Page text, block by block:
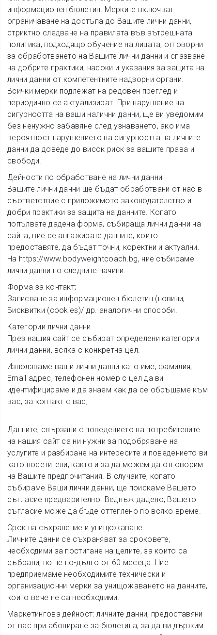
информационен бюлетин. Мерките включват
ограничаване на достъпа до Вашите лични данни,
стриктно следване на правилата във вътрешната
политика, подходящо обучение на лицата, отговорни
за обработването на Вашите лични данни и спазване
на добрите практики, насоки и указания за защита на
лични данни от компетентните надзорни органи.
Всички мерки подлежат на редовен преглед и
периодично се актуализират. При нарушение на
сигурността на ваши налични данни, ще ви уведомим
без ненужно забавяне след узнаването, ако има
вероятност нарушението на сигурността на личните
данни да доведе до висок риск за вашите права и
свободи.
Дейности по обработване на лични данни
Вашите лични данни ще бъдат обработвани от нас в
съответствие с приложимото законодателство и
добри практики за защита на данните. Когато
попълвате дадена форма, събираща лични данни на
сайта, вие се ангажирате данните, които
предоставяте, да бъдат точни, коректни и актуални.
На https://www.bodyweightcoach.bg, ние събираме
лични данни по следните начини:
Форма за контакт;
Записване за информационен бюлетин (новини;
Бисквитки (cookies)/ др. аналогични способи.
Категории лични данни
През нашия сайт се събират определени категории
лични данни, всяка с конкретна цел.
Използваме ваши лични данни като име, фамилия,
Еmail адрес, телефонен номер с цел да ви
идентифицираме и да знаем как да се обръщаме към
вас; за контакт с вас;
Данните, свързани с поведението на потребителите
на нашия сайт са ни нужни за подобряване на
услугите и разбиране на интересите и поведението ви
като посетители, както и за да можем да отговорим
на Вашите предпочитания. В случаите, когато
събираме Ваши лични данни, ще поискаме Вашето
съгласие предварително. Веднъж дадено, Вашето
съгласие може да бъде оттеглено по всяко време.
Срок на съхранение и унищожаване
Личните данни се съхраняват за сроковете,
необходими за постигане на целите, за които са
събрани, но не по-дълго от 60 месеца. Ние
предприемаме необходимите технически и
организационни мерки за унищожаването на данните,
които вече не са необходими.
Маркетингова дейност: личните данни, предоставяни
от вас при абониране за бюлетина, за да ви държим